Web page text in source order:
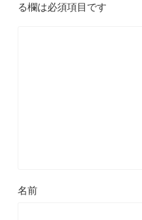
る欄は必須項目です
名前